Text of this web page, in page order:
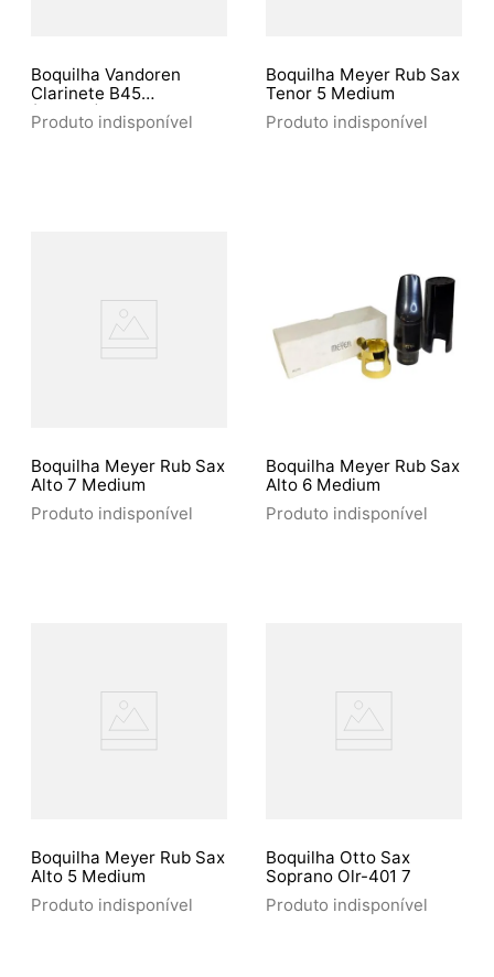
Boquilha Vandoren
Clarinete B45
(Cm308)Sib
Produto indisponível
Boquilha Meyer Rub Sax
Tenor 5 Medium
Produto indisponível
Boquilha Meyer Rub Sax
Alto 7 Medium
Produto indisponível
Boquilha Meyer Rub Sax
Alto 6 Medium
Produto indisponível
Boquilha Meyer Rub Sax
Alto 5 Medium
Produto indisponível
Boquilha Otto Sax
Soprano Olr-401 7
Produto indisponível